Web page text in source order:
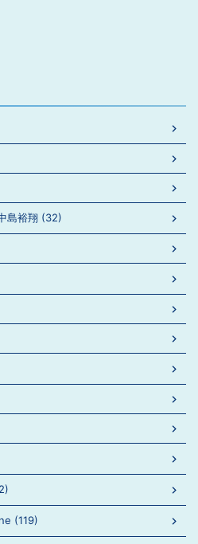
島裕翔 (32)
(119)